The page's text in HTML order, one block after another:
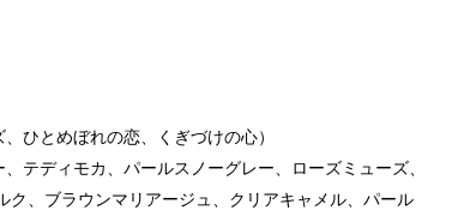
ひとめぼれの恋、くぎづけの心）
テディモカ、パールスノーグレー、ローズミューズ、
ク、ブラウンマリアージュ、クリアキャメル、パール